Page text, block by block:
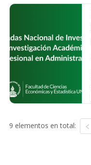
9 elementos en total: